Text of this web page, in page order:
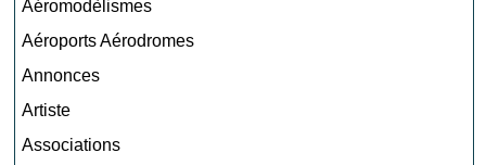
Aéromodèlismes
Aéroports Aérodromes
Annonces
Artiste
Associations